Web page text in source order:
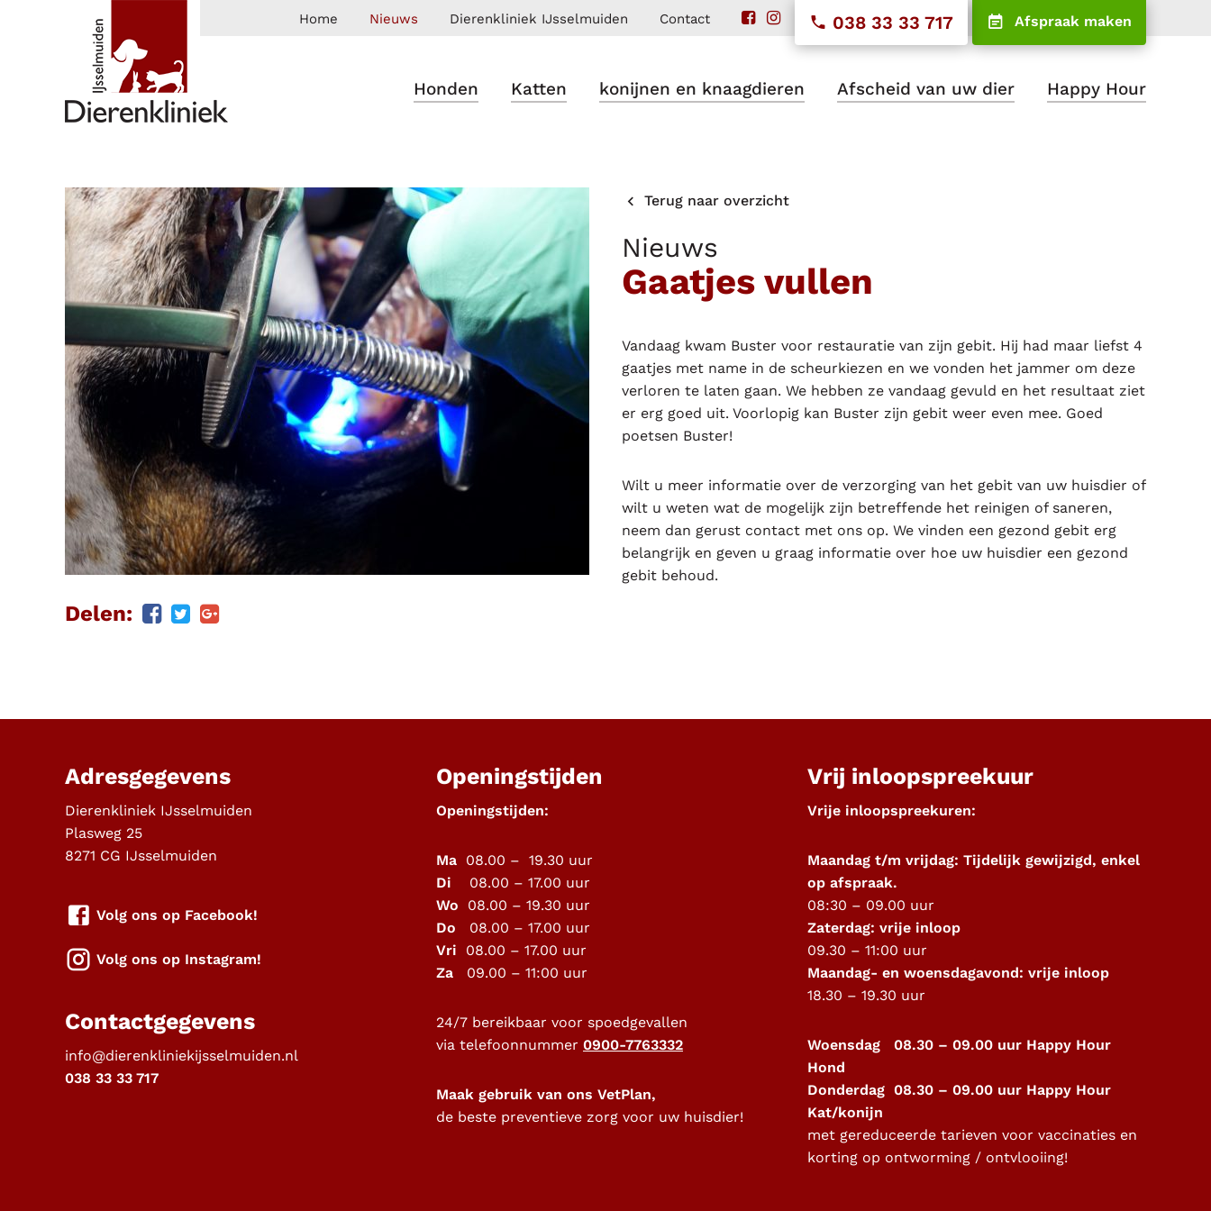
Home Nieuws Dierenkliniek IJsselmuiden Contact 038 33 33 717 Afspraak maken
Honden Katten konijnen en knaagdieren Afscheid van uw dier Happy Hour
Terug naar overzicht
Nieuws
Gaatjes vullen
Vandaag kwam Buster voor restauratie van zijn gebit. Hij had maar liefst 4
gaatjes met name in de scheurkiezen en we vonden het jammer om deze
verloren te laten gaan. We hebben ze vandaag gevuld en het resultaat ziet
er erg goed uit. Voorlopig kan Buster zijn gebit weer even mee. Goed
poetsen Buster!
Wilt u meer informatie over de verzorging van het gebit van uw huisdier of
wilt u weten wat de mogelijk zijn betreffende het reinigen of saneren,
neem dan gerust contact met ons op. We vinden een gezond gebit erg
belangrijk en geven u graag informatie over hoe uw huisdier een gezond
gebit behoud.
Delen:
Adresgegevens
Dierenkliniek IJsselmuiden
Plasweg 25
8271 CG IJsselmuiden
Volg ons op Facebook!
Volg ons op Instagram!
Contactgegevens
info@dierenkliniekijsselmuiden.nl
038 33 33 717
Openingstijden
Openingstijden:
Ma 08.00 – 19.30 uur
Di 08.00 – 17.00 uur
Wo
08.00 – 19.30 uur
Do 08.00 – 17.00 uur
Vri 08.00 – 17.00 uur
Za 09.00 – 11:00 uur
24/7 bereikbaar voor spoedgevallen
via telefoonnummer 0900-7763332
Maak gebruik van ons VetPlan,
de beste preventieve zorg voor uw huisdier!
Vrij inloopspreekuur
Vrije inloopspreekuren:
Maandag t/m vrijdag: Tijdelijk gewijzigd, enkel
op afspraak.
08:30 – 09.00 uur
Zaterdag: vrije inloop
09.30 – 11:00 uur
Maandag- en woensdagavond: vrije inloop
18.30 – 19.30 uur
Woensdag 08.30 – 09.00 uur Happy Hour
Hond
Donderdag 08.30 – 09.00 uur Happy Hour
Kat/konijn
met gereduceerde tarieven voor vaccinaties en
korting op ontworming / ontvlooiing!